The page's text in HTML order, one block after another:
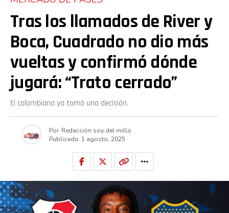
Tras los llamados de River y
Boca, Cuadrado no dio más
vueltas y confirmó dónde
jugará: “Trato cerrado”
El colombiano ya tomó una decisión.
Por Redacción soy del millo
Publicado 1 agosto, 2025